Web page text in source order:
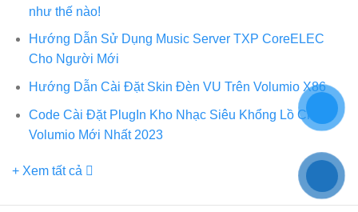
như thế nào!
Hướng Dẫn Sử Dụng Music Server TXP CoreELEC
Cho Người Mới
Hướng Dẫn Cài Đặt Skin Đèn VU Trên Volumio X86
Code Cài Đặt PlugIn Kho Nhạc Siêu Khổng Lồ Cho
Volumio Mới Nhất 2023
+ Xem tất cả